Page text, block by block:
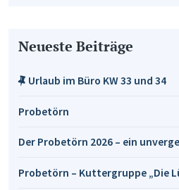
Neueste Beiträge
Urlaub im Büro KW 33 und 34
Probetörn
Der Probetörn 2026 – ein
Probetörn – Kuttergruppe